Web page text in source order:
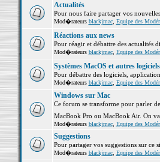
Actualités
Pour nous faire partager vos
Mod�rateurs blackjmac, Equipe des
Réactions aux news
Pour réagir et débattre des actualités
Mod�rateurs blackjmac, Equipe des
Systèmes MacOS et autres
Pour débattre des logiciels,
Mod�rateurs blackjmac, Equipe des
Windows sur Mac
Ce forum se transforme pour parler
MacBook Pro ou MacBook Air. On
Mod�rateurs blackjmac, Equipe des
Suggestions
Pour partager vos suggestions sur ce
Mod�rateurs blackjmac, Equipe des